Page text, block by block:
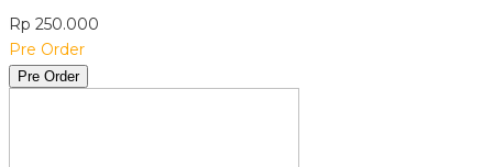
Rp 250.000
Pre Order
Pre Order